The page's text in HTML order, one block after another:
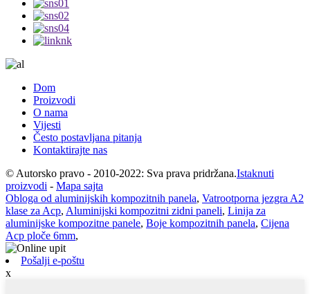
Dom
Proizvodi
O nama
Vijesti
Često postavljana pitanja
Kontaktirajte nas
© Autorsko pravo - 2010-2022: Sva prava pridržana.Istaknuti
proizvodi - Mapa sajta
Obloga od aluminijskih kompozitnih panela, Vatrootporna jezgra A2
klase za Acp, Aluminijski kompozitni zidni paneli, Linija za
aluminijske kompozitne panele, Boje kompozitnih panela, Cijena
Acp ploče 6mm,
Pošalji e-poštu
x